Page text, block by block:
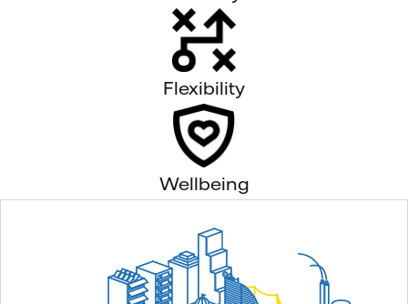
Flexibility
Wellbeing